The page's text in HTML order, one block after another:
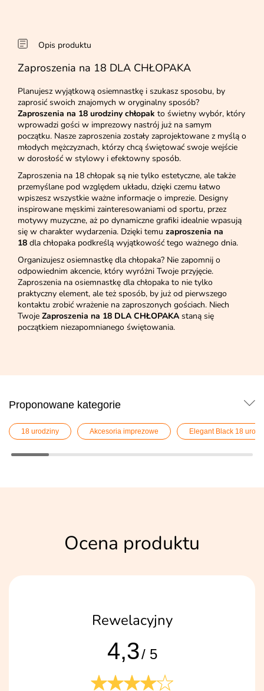
Opis produktu
Zaproszenia na 18 DLA CHŁOPAKA
Planujesz wyjątkową osiemnastkę i szukasz sposobu, by
zaprosić swoich znajomych w oryginalny sposób?
Zaproszenia na 18 urodziny chłopak to świetny wybór, który
wprowadzi gości w imprezowy nastrój już na samym
początku. Nasze zaproszenia zostały zaprojektowane z myślą o
młodych mężczyznach, którzy chcą świętować swoje wejście
w dorosłość w stylowy i efektowny sposób.
Zaproszenia na 18 chłopak są nie tylko estetyczne, ale także
przemyślane pod względem układu, dzięki czemu łatwo
wpiszesz wszystkie ważne informacje o imprezie. Designy
inspirowane męskimi zainteresowaniami od sportu, przez
motywy muzyczne, aż po dynamiczne grafiki idealnie wpasują
się w charakter wydarzenia. Dzięki temu zaproszenia na
18 dla chłopaka podkreślą wyjątkowość tego ważnego dnia.
Organizujesz osiemnastkę dla chłopaka? Nie zapomnij o
odpowiednim akcencie, który wyróżni Twoje przyjęcie.
Zaproszenia na osiemnastkę dla chłopaka to nie tylko
praktyczny element, ale też sposób, by już od pierwszego
kontaktu zrobić wrażenie na zaproszonych gościach. Niech
Twoje Zaproszenia na 18 DLA CHŁOPAKA staną się
początkiem niezapomnianego świętowania.
Proponowane kategorie
18 urodziny Akcesoria imprezowe Elegant Black 18
Ocena produktu
Rewelacyjny
4,3/ 5